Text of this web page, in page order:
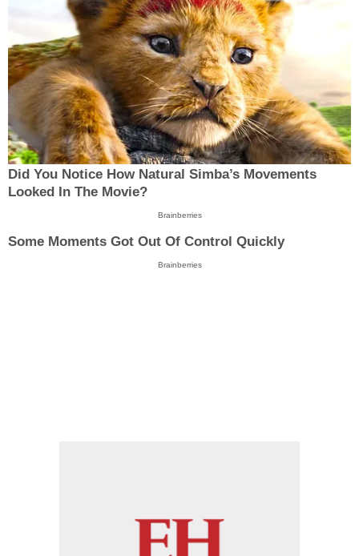
Did You Notice How Natural Simba’s Movements
Looked In The Movie?
Brainberries
Some Moments Got Out Of Control Quickly
Brainberries